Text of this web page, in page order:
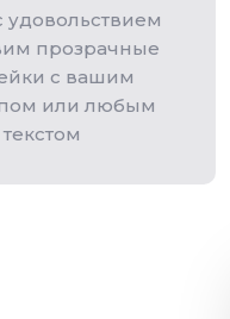
удовольствием
прозрачные
с вашим
или любым
текстом